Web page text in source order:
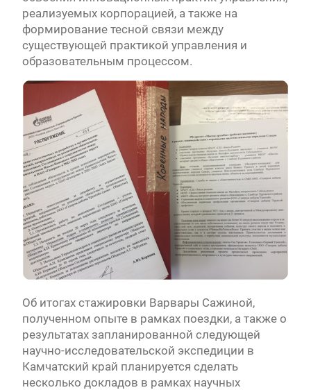
реализуемых корпорацией, а также на
формирование тесной связи между
существующей практикой управления и
образовательным процессом.
Об итогах стажировки Варвары Сажиной,
полученном опыте в рамках поездки, а также о
результатах запланированной следующей
научно-исследовательской экспедиции в
Камчатский край планируется сделать
несколько докладов в рамках научных